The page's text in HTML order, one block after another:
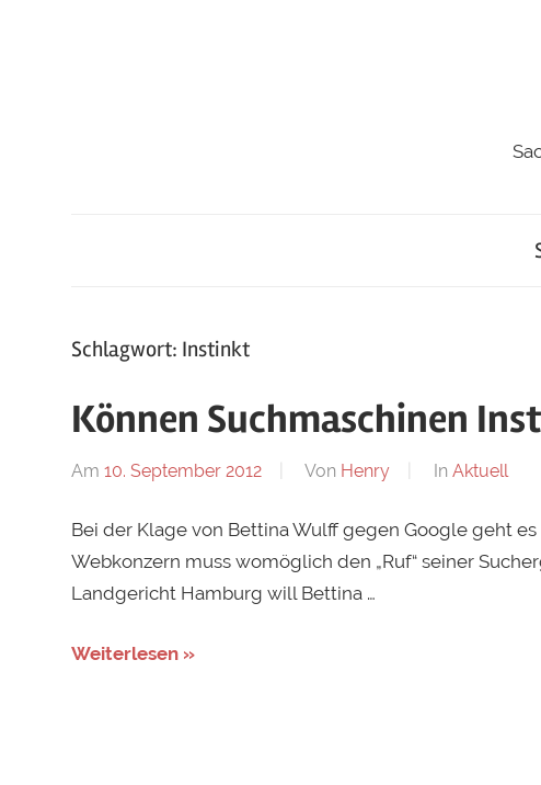
Schlagwort: Instinkt
Können Suchmaschinen
Am 10. September 2012 Von Henry In Aktuell
Bei der Klage von Bettina Wulff gegen Google geht
Webkonzern muss womöglich den „Ruf“ seiner
Landgericht Hamburg will Bettina …
Weiterlesen »